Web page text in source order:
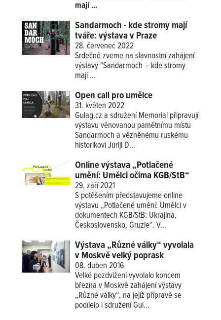
mají ...
Sandarmoch - kde stromy mají
tváře: výstava v Praze
28. červenec 2022
Srdečně zveme na slavnostní zahájení
výstavy "Sandarmoch – kde stromy
mají ...
Open call pro umělce
31. květen 2022
Gulag.cz a sdružení Memorial připravují
výstavu věnovanou pamětnímu místu
Sandarmoch a vězněnému ruskému
historikovi Juriji D...
Online výstava „Potlačené
umění: Umělci očima KGB/StB“
29. září 2021
S potěšením představujeme online
výstavu „Potlačené umění: Umělci v
dokumentech KGB/StB: Ukrajina,
Československo, Gruzie“. V...
Výstava „Různé války“ vyvolala
v Moskvě velký poprask
08. duben 2016
Velké pozdvižení vyvolalo koncem
března v Moskvě zahájení výstavy
„Různé války“, na jejíž přípravě se
podílelo i sdružení Gul...